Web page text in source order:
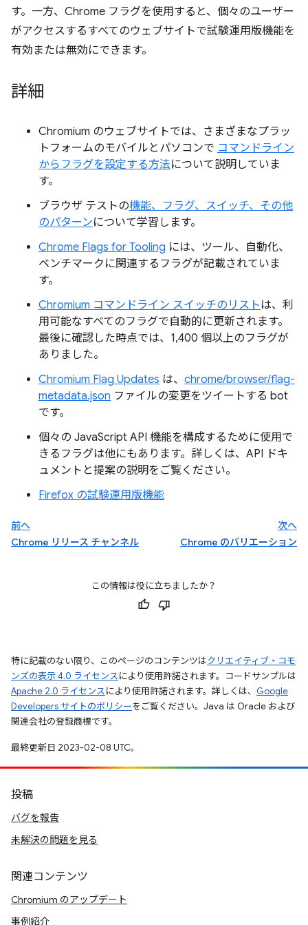
す。一方、Chrome フラグを使用すると、個々のユーザー
がアクセスするすべてのウェブサイトで試験運用版機能を
有効または無効にできます。
詳細
Chromium のウェブサイトでは、さまざまなプラッ
トフォームのモバイルとパソコンで コマンドライン
からフラグを設定する方法について説明していま
す。
ブラウザ テストの機能、フラグ、スイッチ、その他
のパターンについて学習します。
Chrome Flags for Tooling には、ツール、自動化、
ベンチマークに関連するフラグが記載されていま
す。
Chromium コマンドライン スイッチのリストは、利
用可能なすべてのフラグで自動的に更新されます。
最後に確認した時点では、1,400 個以上のフラグが
ありました。
Chromium Flag Updates は、 chrome/browser/flag-
metadata.json ファイルの変更をツイートする bot
です。
個々の JavaScript API 機能を構成するために使用で
きるフラグは他にもあります。詳しくは、API ドキ
ュメントと提案の説明をご覧ください。
Firefox の試験運用版機能
前へ
Chrome リリース チャンネル
次へ
Chrome のバリエーション
この情報は役に立ちましたか？
特に記載のない限り、このページのコンテンツはクリエイティブ・コモ
ンズの表示 4.0 ライセンスにより使用許諾されます。コードサンプルは
Apache 2.0 ライセンスにより使用許諾されます。詳しくは、 Google
Developers サイトのポリシーをご覧ください。Java は Oracle および
関連会社の登録商標です。
最終更新日 2023-02-08 UTC。
投稿
バグを報告
未解決の問題を見る
関連コンテンツ
Chromium のアップデート
事例紹介